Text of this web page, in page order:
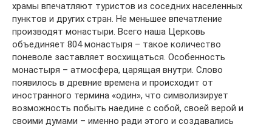
храмы впечатляют туристов из соседних населенных
пунктов и других стран. Не меньшее впечатление
производят монастыри. Всего наша Церковь
объединяет 804 монастыря – такое количество
поневоле заставляет восхищаться. Особенность
монастыря – атмосфера, царящая внутри. Слово
появилось в древние времена и происходит от
иностранного термина «один», что символизирует
возможность побыть наедине с собой, своей верой и
своими думами – именно ради этого и создавались